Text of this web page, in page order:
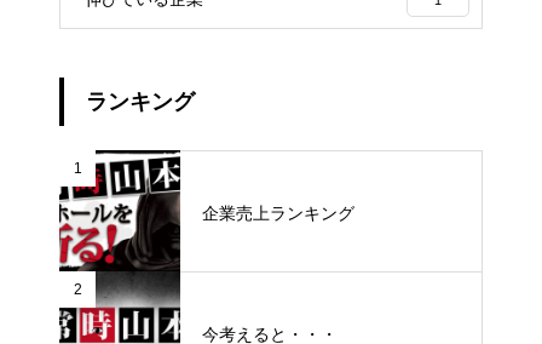
ランキング
1
企業売上ランキング
2
今考えると・・・